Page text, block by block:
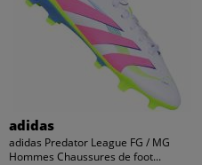
adidas
adidas Predator League FG / MG
Hommes Chaussures de foot...